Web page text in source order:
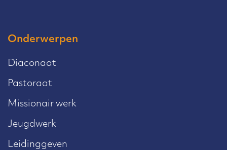
Onderwerpen
Diaconaat
Pastoraat
Missionair werk
Jeugdwerk
Leidinggeven